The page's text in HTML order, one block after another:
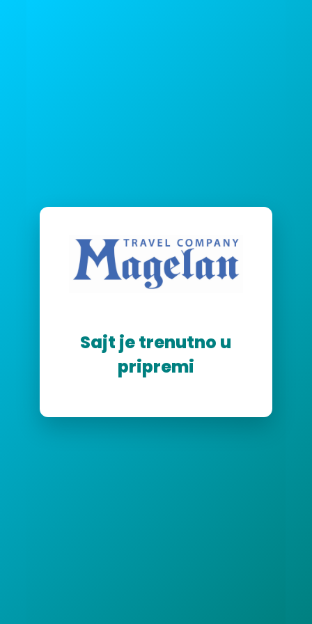
Sajt je trenutno u
pripremi